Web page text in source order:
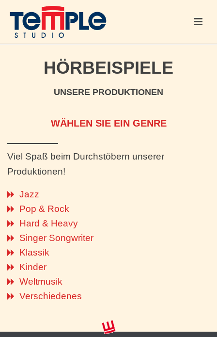
HÖRBEISPIELE
UNSERE PRODUKTIONEN
WÄHLEN SIE EIN GENRE
Viel Spaß beim Durchstöbern unserer
Produktionen!
Jazz
Pop & Rock
Hard & Heavy
Singer Songwriter
Klassik
Kinder
Weltmusik
Verschiedenes